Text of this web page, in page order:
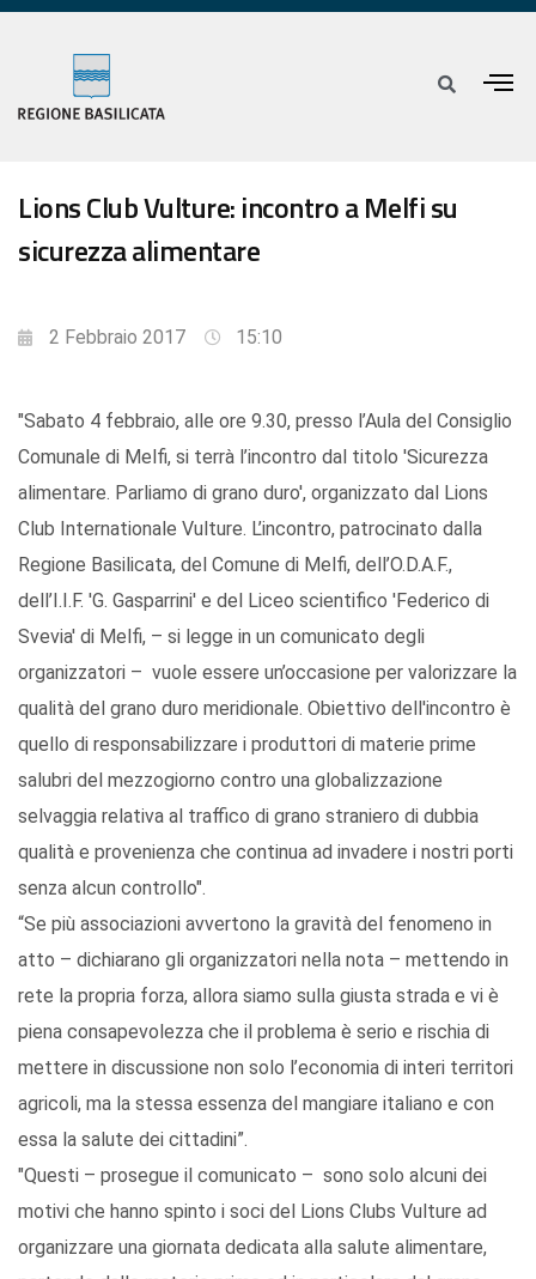
Lions Club Vulture: incontro a Melfi su
sicurezza alimentare
2 Febbraio 2017 15:10
"Sabato 4 febbraio, alle ore 9.30, presso l’Aula del Consiglio
Comunale di Melfi, si terrà l’incontro dal titolo 'Sicurezza
alimentare. Parliamo di grano duro', organizzato dal Lions
Club Internationale Vulture. L’incontro, patrocinato dalla
Regione Basilicata, del Comune di Melfi, dell’O.D.A.F.,
dell’I.I.F. 'G. Gasparrini' e del Liceo scientifico 'Federico di
Svevia' di Melfi, – si legge in un comunicato degli
organizzatori – vuole essere un’occasione per valorizzare la
qualità del grano duro meridionale. Obiettivo dell'incontro è
quello di responsabilizzare i produttori di materie prime
salubri del mezzogiorno contro una globalizzazione
selvaggia relativa al traffico di grano straniero di dubbia
qualità e provenienza che continua ad invadere i nostri porti
senza alcun controllo".
“Se più associazioni avvertono la gravità del fenomeno in
atto – dichiarano gli organizzatori nella nota – mettendo in
rete la propria forza, allora siamo sulla giusta strada e vi è
piena consapevolezza che il problema è serio e rischia di
mettere in discussione non solo l’economia di interi territori
agricoli, ma la stessa essenza del mangiare italiano e con
essa la salute dei cittadini”.
"Questi – prosegue il comunicato – sono solo alcuni dei
motivi che hanno spinto i soci del Lions Clubs Vulture ad
organizzare una giornata dedicata alla salute alimentare,